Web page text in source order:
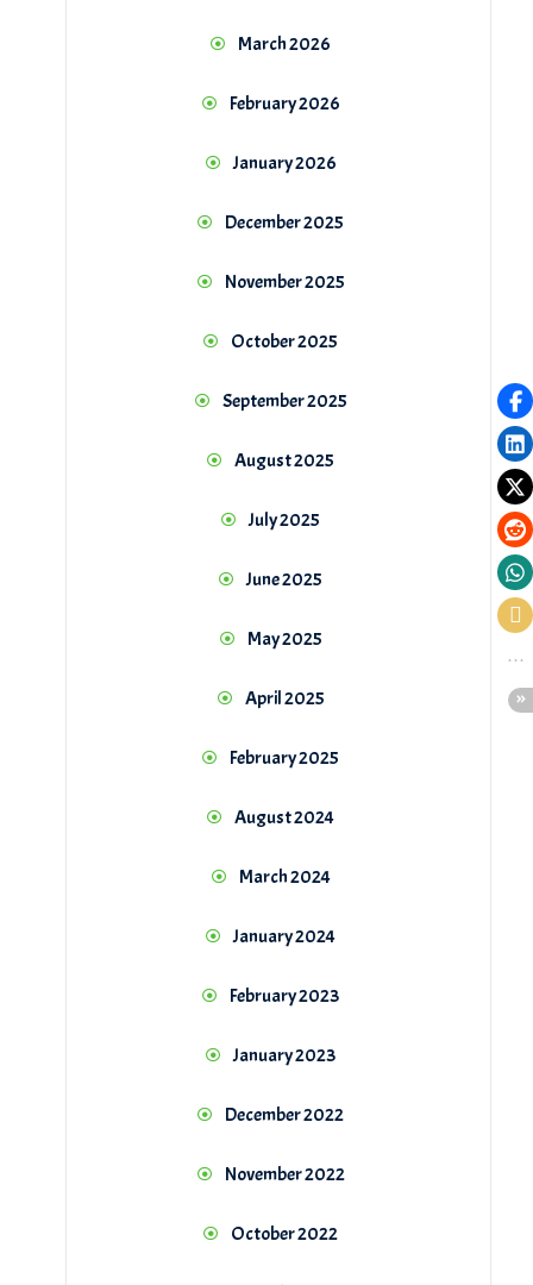
March 2026
February 2026
January 2026
December 2025
November 2025
October 2025
September 2025
August 2025
July 2025
June 2025
May 2025
April 2025
February 2025
August 2024
March 2024
January 2024
February 2023
January 2023
December 2022
November 2022
October 2022